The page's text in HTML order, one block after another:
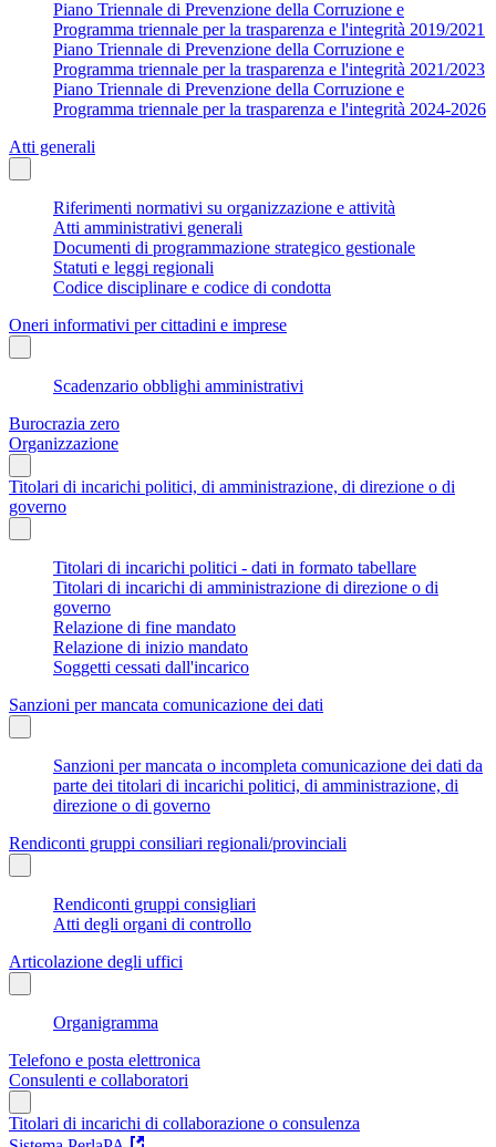
Piano Triennale di Prevenzione della Corruzione e
Programma triennale per la trasparenza e l'integrità 2019/2021
Piano Triennale di Prevenzione della Corruzione e
Programma triennale per la trasparenza e l'integrità 2021/2023
Piano Triennale di Prevenzione della Corruzione e
Programma triennale per la trasparenza e l'integrità 2024-2026
Atti generali
Riferimenti normativi su organizzazione e attività
Atti amministrativi generali
Documenti di programmazione strategico gestionale
Statuti e leggi regionali
Codice disciplinare e codice di condotta
Oneri informativi per cittadini e imprese
Scadenzario obblighi amministrativi
Burocrazia zero
Organizzazione
Titolari di incarichi politici, di amministrazione, di direzione o di
governo
Titolari di incarichi politici - dati in formato tabellare
Titolari di incarichi di amministrazione di direzione o di
governo
Relazione di fine mandato
Relazione di inizio mandato
Soggetti cessati dall'incarico
Sanzioni per mancata comunicazione dei dati
Sanzioni per mancata o incompleta comunicazione dei dati da
parte dei titolari di incarichi politici, di amministrazione, di
direzione o di governo
Rendiconti gruppi consiliari regionali/provinciali
Rendiconti gruppi consigliari
Atti degli organi di controllo
Articolazione degli uffici
Organigramma
Telefono e posta elettronica
Consulenti e collaboratori
Titolari di incarichi di collaborazione o consulenza